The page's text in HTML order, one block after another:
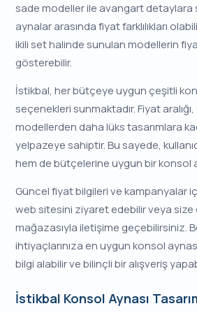
sade modeller ile avangart detaylara
aynalar arasında fiyat farklılıkları
ikili set halinde sunulan modellerin
gösterebilir.
İstikbal, her bütçeye uygun çeşitli
seçenekleri sunmaktadır. Fiyat
modellerden daha lüks tasarımlara
yelpazeye sahiptir. Bu sayede,
hem de bütçelerine uygun bir konsol
Güncel fiyat bilgileri ve kampanyalar
web sitesini ziyaret edebilir veya size
mağazasıyla iletişime geçebilirsiniz.
ihtiyaçlarınıza en uygun konsol
bilgi alabilir ve bilinçli bir alışveriş
İstikbal Konsol Aynası